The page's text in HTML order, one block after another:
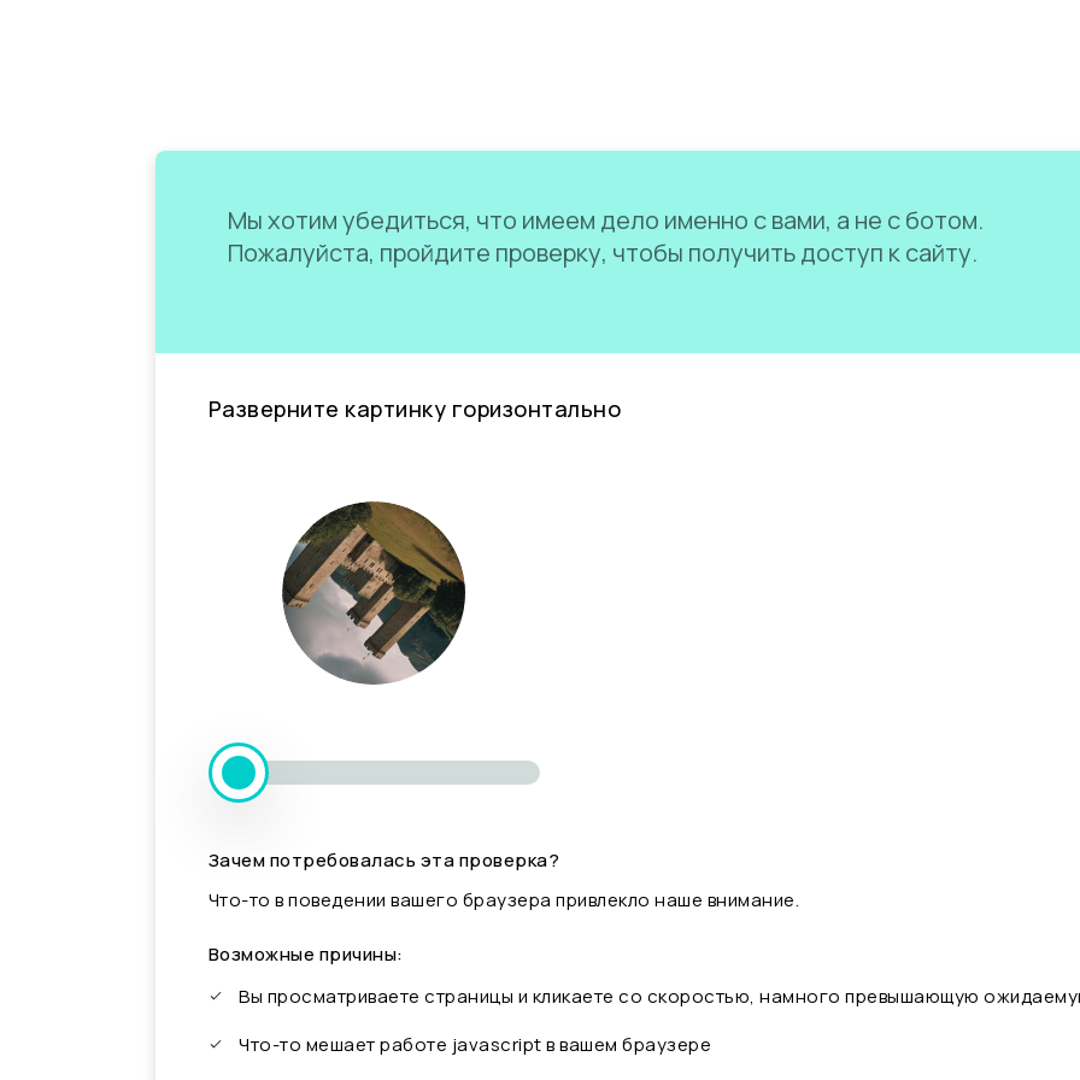
Мы хотим убедиться, что имеем дело именно с вами, а не с ботом.
Пожалуйста, пройдите проверку, чтобы получить доступ к сайту.
Разверните картинку горизонтально
Зачем потребовалась эта проверка?
Что-то в поведении вашего браузера привлекло наше внимание.
Возможные причины:
Вы просматриваете страницы и кликаете со скоростью, намного превышающую
Что-то мешает работе javascript в вашем браузере